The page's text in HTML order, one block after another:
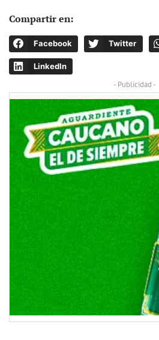
Compartir en:
Facebook Twitter
LinkedIn
- Publicidad -